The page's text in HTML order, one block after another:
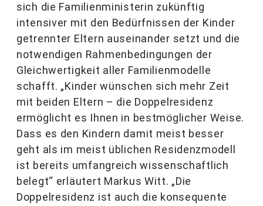
sich die Familienministerin zukünftig
intensiver mit den Bedürfnissen der Kinder
getrennter Eltern auseinander setzt und die
notwendigen Rahmenbedingungen der
Gleichwertigkeit aller Familienmodelle
schafft. „Kinder wünschen sich mehr Zeit
mit beiden Eltern – die Doppelresidenz
ermöglicht es Ihnen in bestmöglicher Weise.
Dass es den Kindern damit meist besser
geht als im meist üblichen Residenzmodell
ist bereits umfangreich wissenschaftlich
belegt“ erläutert Markus Witt. „Die
Doppelresidenz ist auch die konsequente